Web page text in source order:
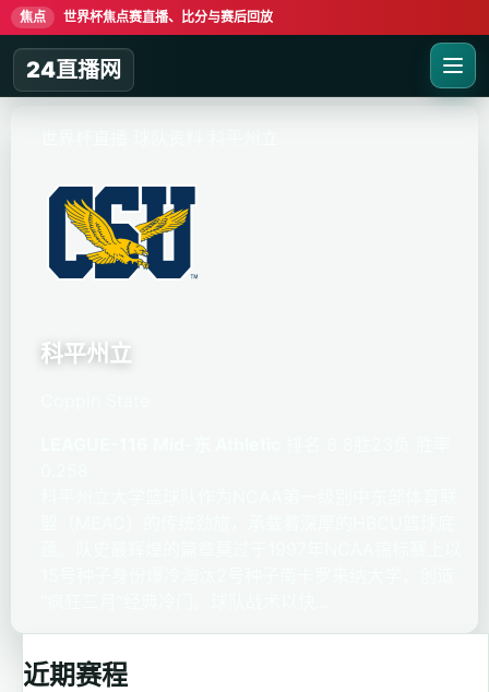
焦点 世界杯焦点赛直播、比分与赛后回放
24直播网
科平州立
近期赛程